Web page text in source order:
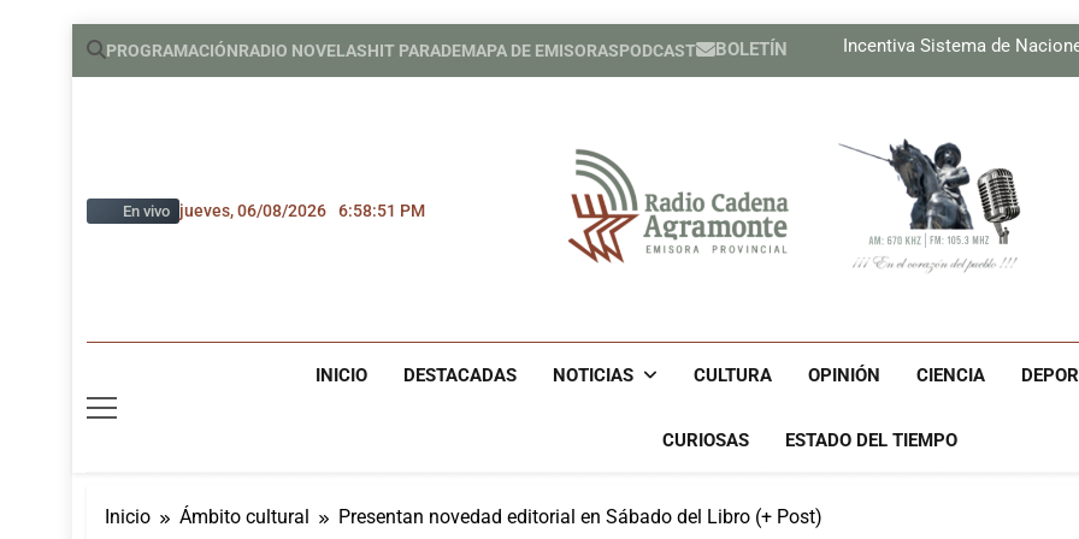
Saltar
PROGRAMACIÓNRADIO NOVELASHIT PARADEMAPA DE EMISORASPODCAST BOLETÍN
Incentiva Sistema de
Incentiva Sistema de
Tres cubanos ya
En vivo jueves, 06/08/2026 6:58:53 PM
Radio Cadena
INICIO DESTACADAS NOTICIAS CULTURA OPINIÓN CIENCIA
CURIOSAS ESTADO DEL TIEMPO
Inicio Ámbito cultural Presentan novedad editorial en Sábado del Libro (+ Post)